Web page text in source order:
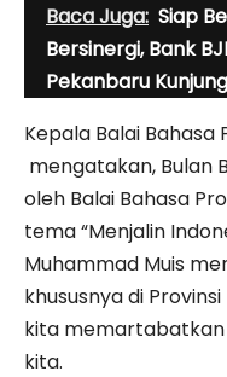
Baca Juga: Siap
Bersinergi, Bank
Pekanbaru
Kepala Balai Bahasa
mengatakan, Bulan
oleh Balai Bahasa
tema “Menjalin
Muhammad Muis
khususnya di
kita memartabatkan
kita.